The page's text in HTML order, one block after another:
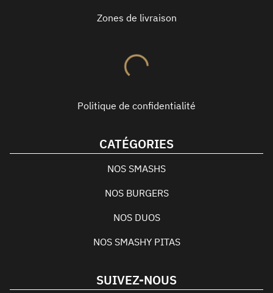
Zones de livraison
Politique de confidentialité
CATÉGORIES
NOS SMASHS
NOS BURGERS
NOS DUOS
NOS SMASHY PITAS
SUIVEZ-NOUS